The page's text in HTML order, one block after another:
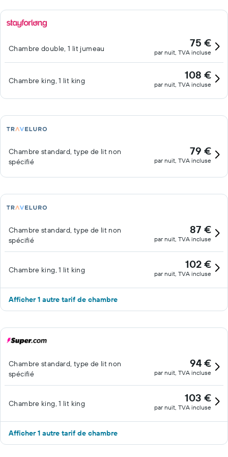
enfants de moins de 18 ans ne sont pas admis dans la piscine ni
dans le centre de fitness sans la surveillance d'un adulte.
Chambre double, 1 lit jumeau 75 €
par nuit, TVA incluse
Chambre king, 1 lit king 108 €
par nuit, TVA incluse
Chambre standard, type de lit non
spécifié
79 €
par nuit, TVA incluse
Chambre standard, type de lit non
spécifié
87 €
par nuit, TVA incluse
Chambre king, 1 lit king 102 €
par nuit, TVA incluse
Afficher 1 autre tarif de chambre
Chambre standard, type de lit non
spécifié
94 €
par nuit, TVA incluse
Chambre king, 1 lit king 103 €
par nuit, TVA incluse
Afficher 1 autre tarif de chambre